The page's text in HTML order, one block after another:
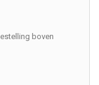
boven